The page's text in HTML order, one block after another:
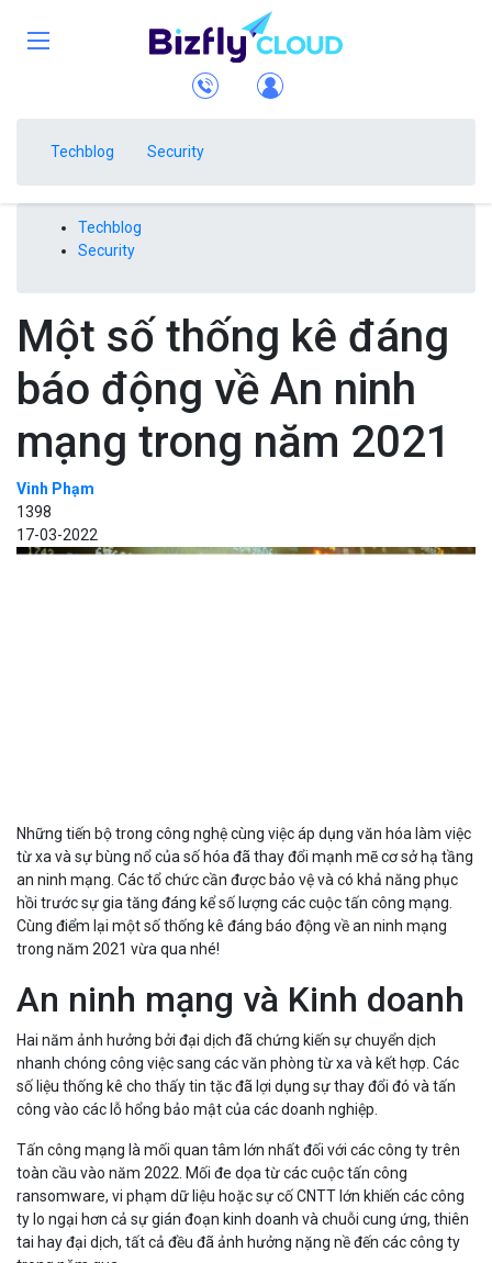
Techblog Security
Techblog
Security
Một số thống kê đáng
báo động về An ninh
mạng trong năm 2021
Vinh Phạm
1398
17-03-2022
Những tiến bộ trong công nghệ cùng việc áp dụng văn hóa làm việc
từ xa và sự bùng nổ của số hóa đã thay đổi mạnh mẽ cơ sở hạ tầng
an ninh mạng. Các tổ chức cần được bảo vệ và có khả năng phục
hồi trước sự gia tăng đáng kể số lượng các cuộc tấn công mạng.
Cùng điểm lại một số thống kê đáng báo động về an ninh mạng
trong năm 2021 vừa qua nhé!
An ninh mạng và Kinh doanh
Hai năm ảnh hưởng bởi đại dịch đã chứng kiến sự chuyển dịch
nhanh chóng công việc sang các văn phòng từ xa và kết hợp. Các
số liệu thống kê cho thấy tin tặc đã lợi dụng sự thay đổi đó và tấn
công vào các lỗ hổng bảo mật của các doanh nghiệp.
Tấn công mạng là mối quan tâm lớn nhất đối với các công ty trên
toàn cầu vào năm 2022. Mối đe dọa từ các cuộc tấn công
ransomware, vi phạm dữ liệu hoặc sự cố CNTT lớn khiến các công
ty lo ngại hơn cả sự gián đoạn kinh doanh và chuỗi cung ứng, thiên
tai hay đại dịch, tất cả đều đã ảnh hưởng nặng nề đến các công ty